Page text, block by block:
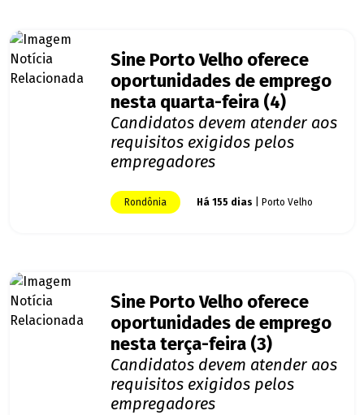
Sine Porto Velho oferece
oportunidades de emprego
nesta quarta-feira (4)
Candidatos devem atender aos
requisitos exigidos pelos
empregadores
Rondônia Há 155 dias | Porto Velho
Sine Porto Velho oferece
oportunidades de emprego
nesta terça-feira (3)
Candidatos devem atender aos
requisitos exigidos pelos
empregadores